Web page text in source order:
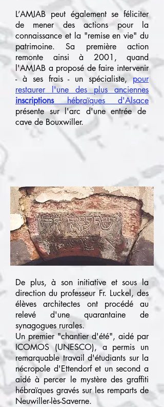
L’AMJAB peut également se féliciter
de mener des actions pour la
connaissance et la "remise en vie" du
patrimoine. Sa première action
remonte ainsi à 2001, quand
l'AMJAB a proposé de faire intervenir
- à ses frais - un spécialiste,pour
restaurer l'une des plus anciennes
inscriptionshébraïques d'Alsace
présente sur l'arc d'une entrée de
cave de Bouxwiller.
De plus, à son initiative et sous la
direction du professeur Fr. Luckel, des
élèves architectes ont procédé au
relevé d'une quarantaine de
synagogues rurales.
Un premier "chantier d'été", aidé par
ICOMOS (UNESCO), a permis un
remarquable travail d'étudiants sur la
nécropole d'Ettendorf et un second a
aidé à percer le mystère des graffiti
hébraïques gravés sur les remparts de
Neuwiller-lès­-Saverne.